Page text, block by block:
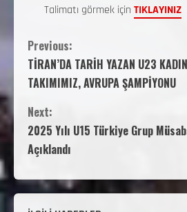
Talimatı görmek için TIKLAYINIZ
Previous:
TİRAN’DA TARİH YAZAN U23
TAKIMIMIZ, AVRUPA ŞAMPİYONU
Next:
2025 Yılı U15 Türkiye Grup
Açıklandı